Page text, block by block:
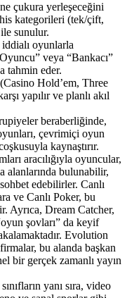
çukura yerleşeceğini
kategorileri (tek/çift,
ile sunulur.
oyunlarla
veya “Bankacı”
tahmin eder.
Hold’em, Three
yapılır ve planlı akıl
beraberliğinde,
çevrimiçi oyun
kaynaştırır.
aracılığıyla oyuncular,
alanlarında bulunabilir,
edebilirler. Canlı
ve Canlı Poker, bu
Ayrıca, Dream Catcher,
şovları” da keyif
Evolution
bu alanda başkan
bir gerçek zamanlı yayın
yanı sıra, video